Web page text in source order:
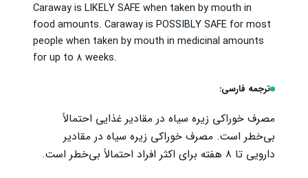
Caraway is LIKELY SAFE when taken by mouth in
food amounts. Caraway is POSSIBLY SAFE for most
people when taken by mouth in medicinal amounts
for up to 8 weeks.
ترجمه فارسی:
مصرف خوراکی زیره سیاه در مقادیر غذایی احتمالاً
بی‌خطر است. مصرف خوراکی زیره سیاه در مقادیر
دارویی تا ۸ هفته برای اکثر افراد احتمالاً بی‌خطر است.